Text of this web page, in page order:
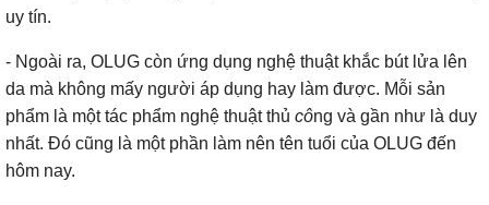
uy tín.
- Ngoài ra, OLUG còn ứng dụng nghệ thuật khắc bút lửa lên
da mà không mấy người áp dụng hay làm được. Mỗi sản
phẩm là một tác phẩm nghệ thuật thủ công và gần như là duy
nhất. Đó cũng là một phần làm nên tên tuổi của OLUG đến
hôm nay.